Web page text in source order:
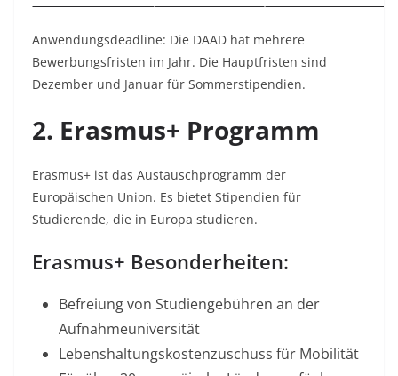
Anwendungsdeadline: Die DAAD hat mehrere
Bewerbungsfristen im Jahr. Die Hauptfristen sind
Dezember und Januar für Sommerstipendien.
2. Erasmus+ Programm
Erasmus+ ist das Austauschprogramm der
Europäischen Union. Es bietet Stipendien für
Studierende, die in Europa studieren.​
Erasmus+ Besonderheiten:
Befreiung von Studiengebühren an der
Aufnahmeuniversität​
Lebenshaltungskostenzuschuss für Mobilität